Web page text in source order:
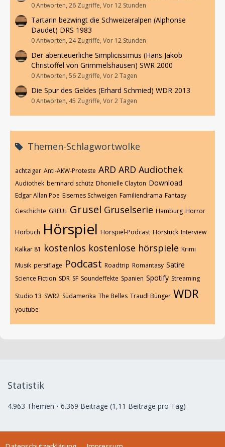
0 Antworten, 26 Zugriffe, Vor 12 Stunden
Tartarin bezwingt die Schweizeralpen (Alphonse
Daudet) DRS 1983
0 Antworten, 24 Zugriffe, Vor 12 Stunden
Der abenteuerliche Simplicissimus (Hans Jakob
Christoffel von Grimmelshausen) SWR 2000
0 Antworten, 56 Zugriffe, Vor 2 Tagen
Die Spur des Geldes (Erhard Schmied) WDR 2013
0 Antworten, 45 Zugriffe, Vor 2 Tagen
Themen-Schlagwortwolke
achtziger Anti-AKW-Proteste ARD ARD Audiothek
Audiothek bernhard schütz Dhonielle Clayton Download
Edgar Allan Poe Eisernes Schweigen Familiendrama Fantasy
Geschichte GREUL Grusel Gruselserie Hamburg Horror
Hörbuch Hörspiel Hörspiel-Podcast Hörstück Interview
Kalkar 81 kostenlos kostenlose hörspiele Krimi
Musik persiflage Podcast Roadtrip Romantasy Satire
Science Fiction SDR SF Soundeffekte Spanien Spotify Streaming
Studio 13 SWR2 Südamerika The Belles Traudl Bünger WDR
youtube
Statistik
4.963 Themen 6.369 Beiträge (1,11 Beiträge pro Tag)